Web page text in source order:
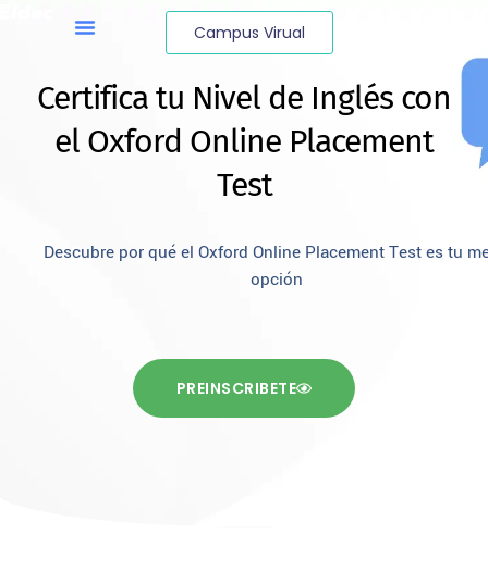
Campus Virual
Certifica tu Nivel de Inglés con
el Oxford Online Placement
Test
Descubre por qué el Oxford Online Placement Test es tu
opción
PREINSCRIBETE